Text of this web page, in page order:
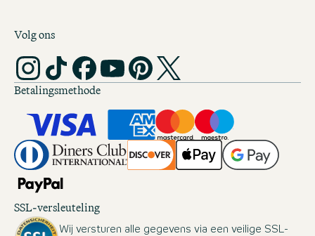
Volg ons
Betalingsmethode
SSL-versleuteling
Wij versturen alle gegevens via een veilige SSL-